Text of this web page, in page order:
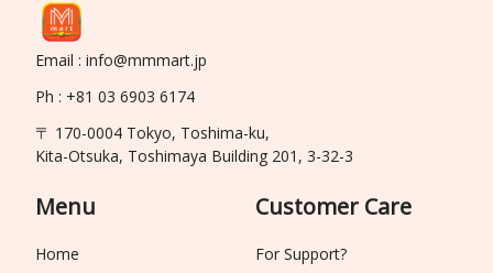
Email : info@mmmart.jp
Ph : +81 03 6903 6174
〒 170-0004 Tokyo, Toshima-ku,
Kita-Otsuka, Toshimaya Building 201, 3-32-3
Menu
Home
Customer Care
For Support?